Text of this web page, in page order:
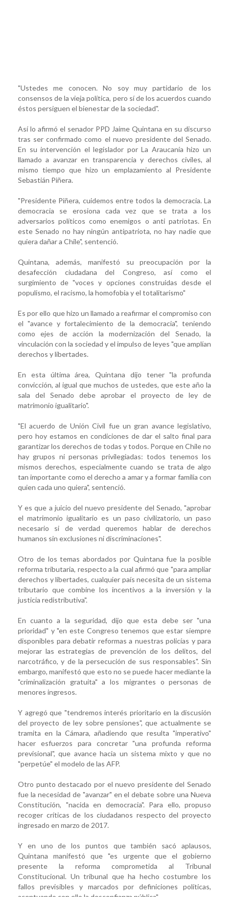
"Ustedes me conocen. No soy muy partidario de los
consensos de la vieja política, pero sí de los acuerdos cuando
éstos persiguen el bienestar de la sociedad".
Así lo afirmó el senador PPD Jaime Quintana en su discurso
tras ser confirmado como el nuevo presidente del Senado.
En su intervención el legislador por La Araucanía hizo un
llamado a avanzar en transparencia y derechos civiles, al
mismo tiempo que hizo un emplazamiento al Presidente
Sebastián Piñera.
"Presidente Piñera, cuidemos entre todos la democracia. La
democracia se erosiona cada vez que se trata a los
adversarios políticos como enemigos o anti patriotas. En
este Senado no hay ningún antipatriota, no hay nadie que
quiera dañar a Chile", sentenció.
Quintana, además, manifestó su preocupación por la
desafección ciudadana del Congreso, así como el
surgimiento de "voces y opciones construidas desde el
populismo, el racismo, la homofobia y el totalitarismo"
Es por ello que hizo un llamado a reafirmar el compromiso con
el "avance y fortalecimiento de la democracia", teniendo
como ejes de acción la modernización del Senado, la
vinculación con la sociedad y el impulso de leyes "que amplían
derechos y libertades.
En esta última área, Quintana dijo tener "la profunda
convicción, al igual que muchos de ustedes, que este año la
sala del Senado debe aprobar el proyecto de ley de
matrimonio igualitario".
"El acuerdo de Unión Civil fue un gran avance legislativo,
pero hoy estamos en condiciones de dar el salto final para
garantizar los derechos de todas y todos. Porque en Chile no
hay grupos ni personas privilegiadas: todos tenemos los
mismos derechos, especialmente cuando se trata de algo
tan importante como el derecho a amar y a formar familia con
quien cada uno quiera", sentenció.
Y es que a juicio del nuevo presidente del Senado, "aprobar
el matrimonio igualitario es un paso civilizatorio, un paso
necesario si de verdad queremos hablar de derechos
humanos sin exclusiones ni discriminaciones".
Otro de los temas abordados por Quintana fue la posible
reforma tributaria, respecto a la cual afirmó que "para ampliar
derechos y libertades, cualquier país necesita de un sistema
tributario que combine los incentivos a la inversión y la
justicia redistributiva".
En cuanto a la seguridad, dijo que esta debe ser "una
prioridad" y "en este Congreso tenemos que estar siempre
disponibles para debatir reformas a nuestras policías y para
mejorar las estrategias de prevención de los delitos, del
narcotráfico, y de la persecución de sus responsables". Sin
embargo, manifestó que esto no se puede hacer mediante la
"criminalización gratuita" a los migrantes o personas de
menores ingresos.
Y agregó que "tendremos interés prioritario en la discusión
del proyecto de ley sobre pensiones", que actualmente se
tramita en la Cámara, añadiendo que resulta "imperativo"
hacer esfuerzos para concretar "una profunda reforma
previsional", que avance hacia un sistema mixto y que no
"perpetúe" el modelo de las AFP.
Otro punto destacado por el nuevo presidente del Senado
fue la necesidad de "avanzar" en el debate sobre una Nueva
Constitución, "nacida en democracia". Para ello, propuso
recoger críticas de los ciudadanos respecto del proyecto
ingresado en marzo de 2017.
Y en uno de los puntos que también sacó aplausos,
Quintana manifestó que "es urgente que el gobierno
presente la reforma comprometida al Tribunal
Constitucional. Un tribunal que ha hecho costumbre los
fallos previsibles y marcados por definiciones políticas,